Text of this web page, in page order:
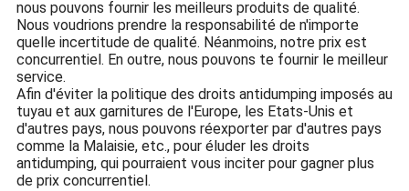
nous pouvons fournir les meilleurs produits de qualité.
Nous voudrions prendre la responsabilité de n'importe
quelle incertitude de qualité. Néanmoins, notre prix est
concurrentiel. En outre, nous pouvons te fournir le meilleur
service.
Afin d'éviter la politique des droits antidumping imposés au
tuyau et aux garnitures de l'Europe, les Etats-Unis et
d'autres pays, nous pouvons réexporter par d'autres pays
comme la Malaisie, etc., pour éluder les droits
antidumping, qui pourraient vous inciter pour gagner plus
de prix concurrentiel.